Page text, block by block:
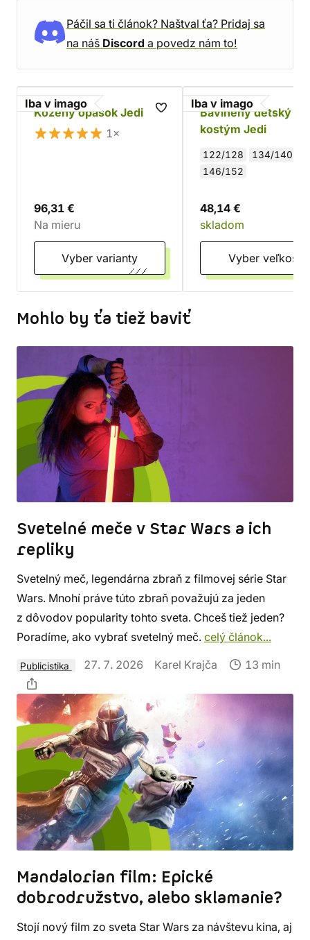
Páčil sa ti článok? Naštval ťa? Pridaj sa
na náš Discord a povedz nám to!
Iba v imago
Kožený opasok Jedi
1×
96,31 €
Na mieru
Vyber varianty
Iba v imago
Bavlnený detský
kostým Jedi
122/128
134/140
146/152
48,14 €
skladom
Vyber veľkosti
Mohlo by ťa tiež baviť
Svetelné meče v Star Wars a ich
repliky
Svetelný meč, legendárna zbraň z filmovej série Star
Wars. Mnohí práve túto zbraň považujú za jeden
z dôvodov popularity tohto sveta. Chceš tiež jeden?
Poradíme, ako vybrať svetelný meč. celý článok...
Publicistika 27. 7. 2026 Karel Krajča 13 min
Mandalorian film: Epické
dobrodružstvo, alebo sklamanie?
Stojí nový film zo sveta Star Wars za návštevu kina, aj